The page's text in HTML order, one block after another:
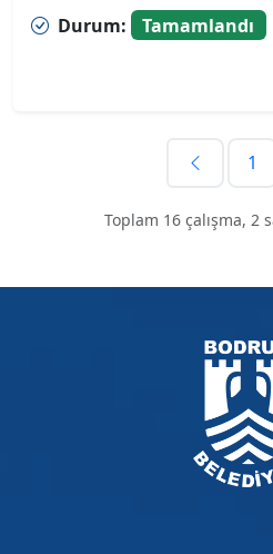
Durum:
Tamamlandı
1
Toplam 16 çalışma, 2